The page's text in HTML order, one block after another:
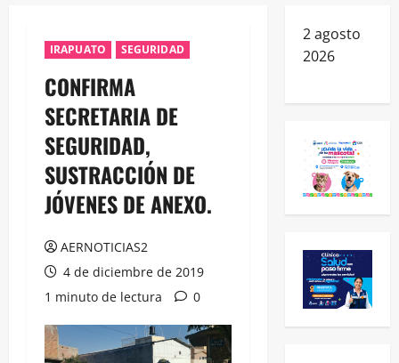
IRAPUATO SEGURIDAD
CONFIRMA
SECRETARIA DE
SEGURIDAD,
SUSTRACCIÓN DE
JÓVENES DE ANEXO.
AERNOTICIAS2
4 de diciembre de 2019
1 minuto de lectura
0
2 agosto
2026